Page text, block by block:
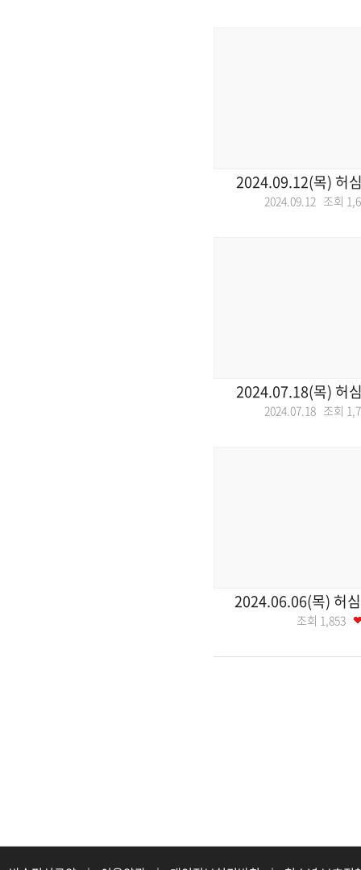
2024.09.12(목) 허
2024.09.12 조회
2024.07.18(목) 허
2024.07.18 조회
2024.06.06(목) 허
조회 1,853